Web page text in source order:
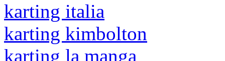
karting italia
karting kimbolton
karting la manga